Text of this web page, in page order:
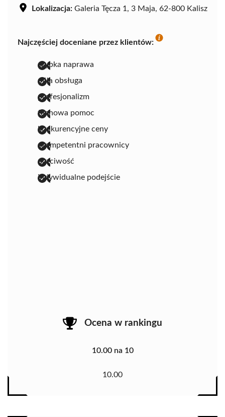
Lokalizacja: Galeria Tęcza 1, 3 Maja, 62-800 Kalisz
Najczęściej doceniane przez klientów:
szybka naprawa
miła obsługa
profesjonalizm
fachowa pomoc
konkurencyjne ceny
skompetentni pracownicy
uczciwość
indywidualne podejście
Ocena w rankingu
10.00 na 10
10.00